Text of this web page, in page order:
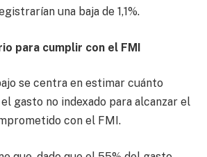
una baja de 1,1%.
para cumplir con el FMI
se centra en estimar cuánto
gasto no indexado para alcanzar el
con el FMI.